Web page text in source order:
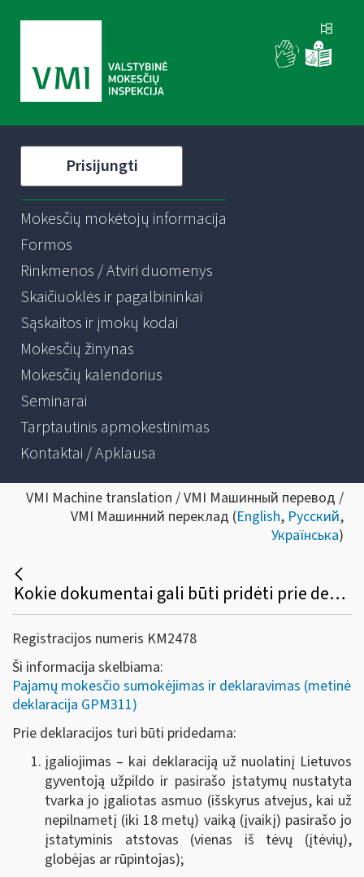
Prisijungti
Mokesčių mokėtojų informacija
Formos
Rinkmenos / Atviri duomenys
Skaičiuoklės ir pagalbininkai
Sąskaitos ir įmokų kodai
Mokesčių žinynas
Mokesčių kalendorius
Seminarai
Tarptautinis apmokestinimas
Kontaktai / Apklausa
VMI Machine translation / VMI Машинный перевод /
VMI Машинний переклад (English, Русский,
Українська)
Kokie dokumentai gali būti pridėti prie deklaracijos GPM311 formos?
Registracijos numeris KM2478
Ši informacija skelbiama:
Pajamų mokesčio sumokėjimas ir deklaravimas (metinė
deklaracija GPM311)
Prie deklaracijos turi būti pridedama:
įgaliojimas – kai deklaraciją už nuolatinį Lietuvos
gyventoją užpildo ir pasirašo įstatymų nustatyta
tvarka jo įgaliotas asmuo (išskyrus atvejus, kai už
nepilnametį (iki 18 metų) vaiką (įvaikį) pasirašo jo
įstatyminis atstovas (vienas iš tėvų (įtėvių),
globėjas ar rūpintojas);